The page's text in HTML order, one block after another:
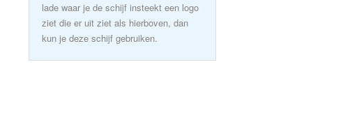
lade waar je de schijf insteekt een logo
ziet die er uit ziet als hierboven, dan
kun je deze schijf gebruiken.